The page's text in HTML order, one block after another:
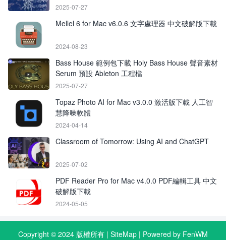
2025-07-27
Mellel 6 for Mac v6.0.6 文字處理器 中文破解版下載
2024-08-23
Bass House 範例包下載 Holy Bass House 聲音素材
Serum 預設 Ableton 工程檔
2025-07-27
Topaz Photo AI for Mac v3.0.0 激活版下載 人工智
慧降噪軟體
2024-04-14
Classroom of Tomorrow: Using AI and ChatGPT
2025-07-02
PDF Reader Pro for Mac v4.0.0 PDF編輯工具 中文
破解版下載
2024-05-05
Copyright © 2024 版權所有 | SiteMap | Powered by FenWM